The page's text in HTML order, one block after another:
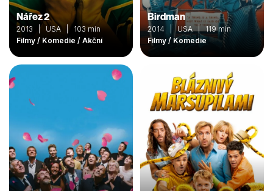
Nářez 2
2013 | USA | 103 min
Filmy / Komedie / Akční
Birdman
2014 | USA | 119 min
Filmy / Komedie